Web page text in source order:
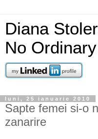
Diana
No
luni, 25 ianuarie 2010
Sapte femei si-o
zanarire